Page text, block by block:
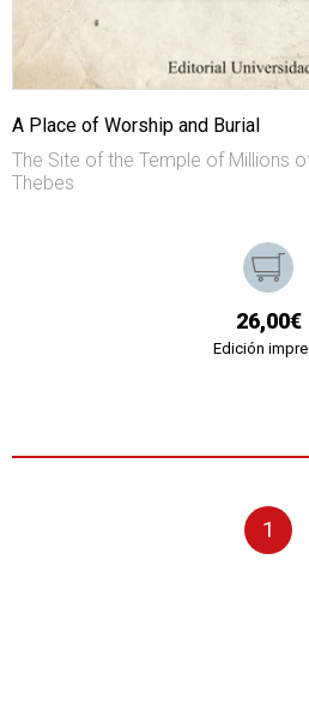
A Place of Worship and Burial
The Site of the Temple of Millions
Thebes
26,00€
Edición
1